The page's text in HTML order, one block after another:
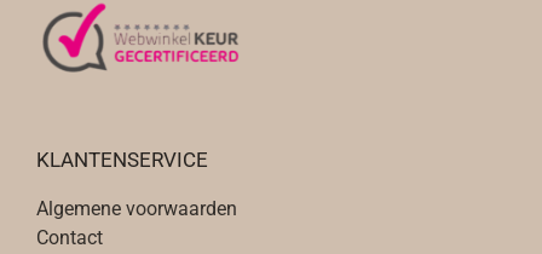
KLANTENSERVICE
Algemene voorwaarden
Contact